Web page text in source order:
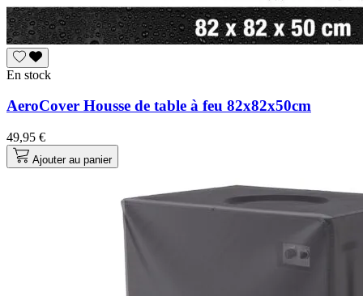
En stock
AeroCover Housse de table à feu 82x82x50cm
49,95 €
Ajouter au panier